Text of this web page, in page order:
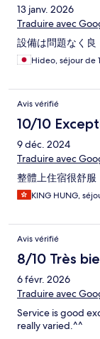
13 janv. 2026
Traduire avec
設備は問題なく良
Hideo, séjour de
Avis vérifié
10/10
9 déc. 2024
Traduire avec
整體上住宿很舒服
KING HUNG,
Avis vérifié
8/10 Très
6 févr. 2026
Traduire avec
Service is good
really varied.^^